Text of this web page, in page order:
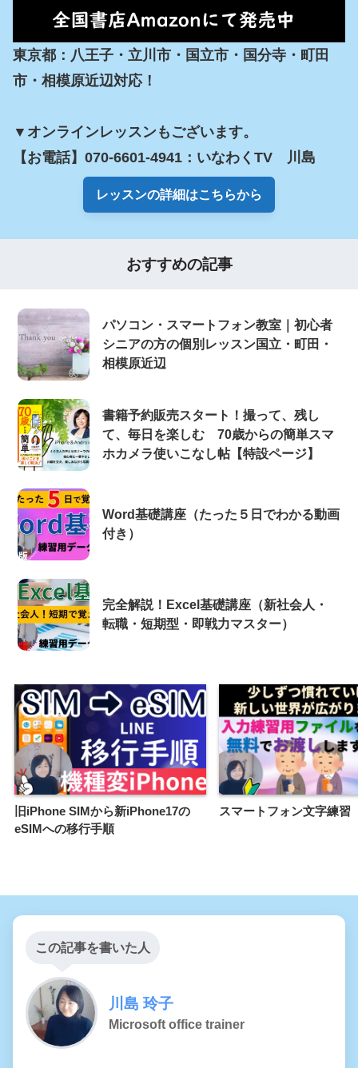
東京都：八王子・立川市・国立市・国分寺・町田
市・相模原近辺対応！
▼オンラインレッスンもございます。
【お電話】070-6601-4941：いなわくTV　川島
レッスンの詳細はこちらから
おすすめの記事
パソコン・スマートフォン教室｜初心者
シニアの方の個別レッスン国立・町田・
相模原近辺
書籍予約販売スタート！撮って、残し
て、毎日を楽しむ 70歳からの簡単スマ
ホカメラ使いこなし帖【特設ページ】
Word基礎講座（たった５日でわかる動画
付き）
完全解説！Excel基礎講座（新社会人・
転職・短期型・即戦力マスター）
旧iPhone SIMから新iPhone17の
eSIMへの移行手順
スマートフォン文字練習
この記事を書いた人
川島 玲子
Microsoft office trainer